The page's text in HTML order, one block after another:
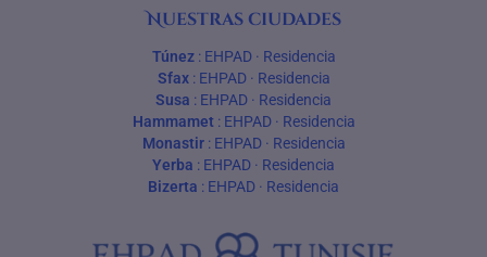
Nuestras ciudades
Túnez: EHPAD· Residencia
Sfax: EHPAD· Residencia
Susa : EHPAD · Residencia
Hammamet: EHPAD· Residencia
Monastir: EHPAD· Residencia
Yerba : EHPAD · Residencia
Bizerta : EHPAD · Residencia